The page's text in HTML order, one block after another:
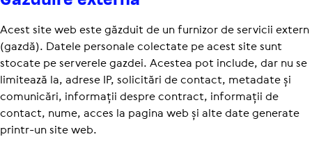
Acest site web este găzduit de un furnizor de servicii extern
(gazdă). Datele personale colectate pe acest site sunt
stocate pe serverele gazdei. Acestea pot include, dar nu se
limitează la, adrese IP, solicitări de contact, metadate și
comunicări, informații despre contract, informații de
contact, nume, acces la pagina web și alte date generate
printr-un site web.